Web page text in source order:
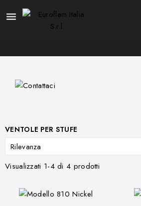

VENTOLE PER STUFE
Rilevanza
Visualizzati 1-4 di 4 prodotti